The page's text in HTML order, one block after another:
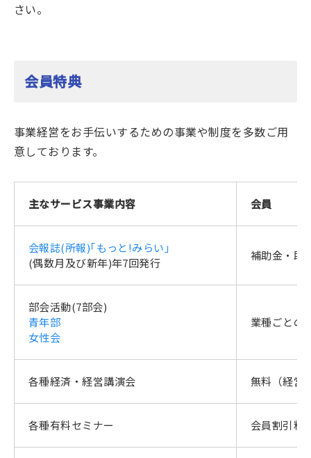
さい。
会員特典
事業経営をお手伝いするための事業や制度を多数ご用
意しております。
主なサービス事業内容 会員
会報誌(所報)｢もっと!みらい｣
(偶数月及び新年)年7回発行
補助金・助
部会活動(7部会)
青年部
女性会
業種ごとの
各種経済・経営講演会 無料（経営
各種有料セミナー 会員割引料